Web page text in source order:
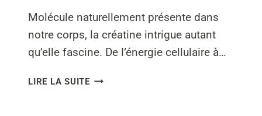
Molécule naturellement présente dans
notre corps, la créatine intrigue autant
qu’elle fascine. De l’énergie cellulaire à…
LIRE LA SUITEQUEL